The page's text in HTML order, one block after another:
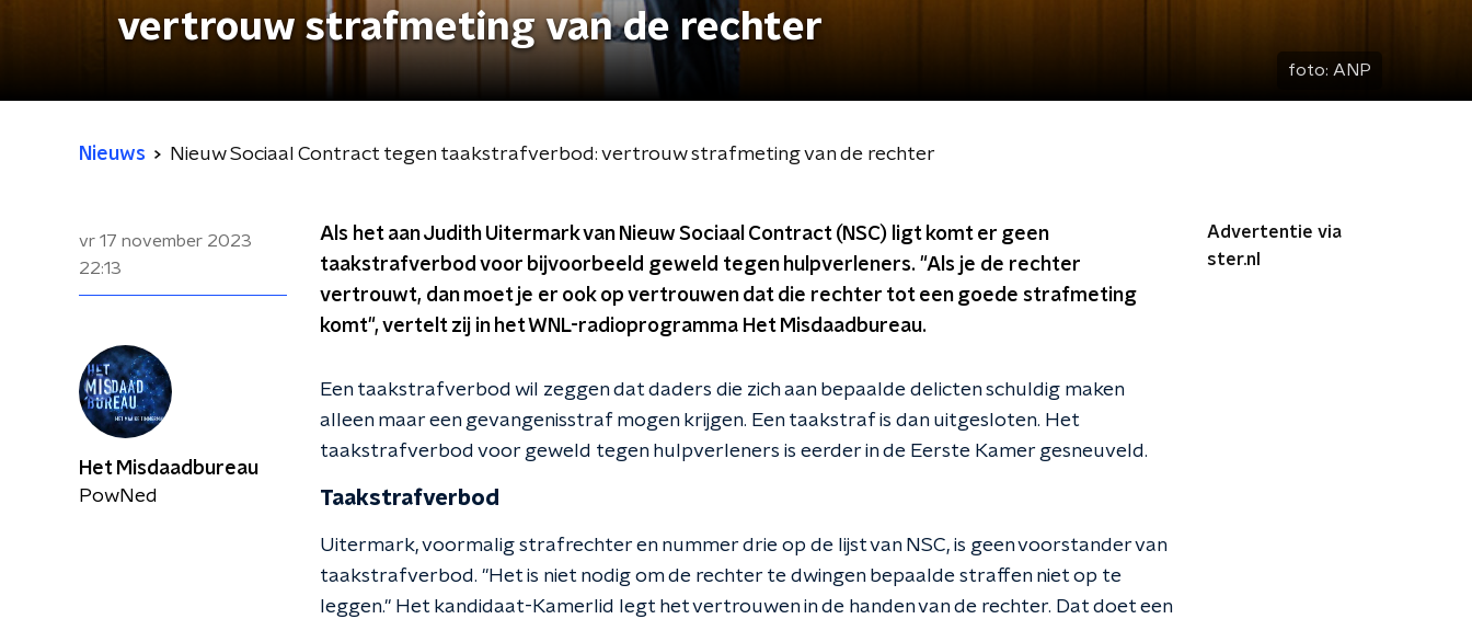
vertrouw strafmeting van de rechter
foto: ANP
Nieuws Nieuw Sociaal Contract tegen taakstrafverbod: vertrouw strafmeting van de rechter
vr 17 november 2023
22:13
Als het aan Judith Uitermark van Nieuw Sociaal Contract (NSC) ligt komt er geen
taakstrafverbod voor bijvoorbeeld geweld tegen hulpverleners. "Als je de rechter
vertrouwt, dan moet je er ook op vertrouwen dat die rechter tot een goede strafmeting
komt", vertelt zij in het WNL-radioprogramma Het Misdaadbureau.
Een taakstrafverbod wil zeggen dat daders die zich aan bepaalde delicten schuldig maken
alleen maar een gevangenisstraf mogen krijgen. Een taakstraf is dan uitgesloten. Het
taakstrafverbod voor geweld tegen hulpverleners is eerder in de Eerste Kamer gesneuveld.
Taakstrafverbod
Uitermark, voormalig strafrechter en nummer drie op de lijst van NSC, is geen voorstander van
taakstrafverbod. "Het is niet nodig om de rechter te dwingen bepaalde straffen niet op te
leggen." Het kandidaat-Kamerlid legt het vertrouwen in de handen van de rechter. Dat doet een
Advertentie via
ster.nl
Het Misdaadbureau
PowNed